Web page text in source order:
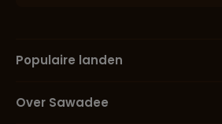
Populaire landen
Over Sawadee